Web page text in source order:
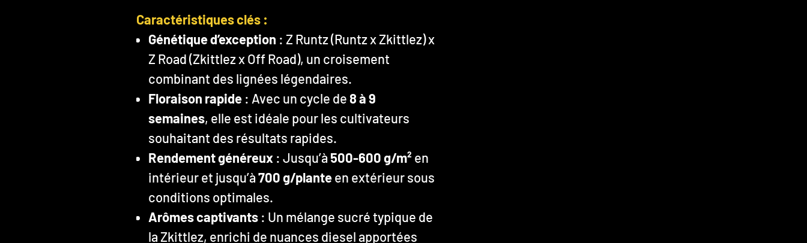
Caractéristiques clés :
Génétique d’exception : Z Runtz (Runtz x Zkittlez) x
Z Road (Zkittlez x Off Road), un croisement
combinant des lignées légendaires.
Floraison rapide : Avec un cycle de8 à 9
semaines, elle est idéale pour les cultivateurs
souhaitant des résultats rapides.
Rendement généreux : Jusqu’à 500-600 g/m² en
intérieur et jusqu’à700 g/planteen extérieur sous
conditions optimales.
Arômes captivants : Un mélange sucré typique de
la Zkittlez, enrichi de nuances diesel apportées